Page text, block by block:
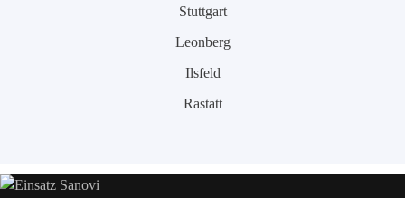
Stuttgart
Leonberg
Ilsfeld
Rastatt